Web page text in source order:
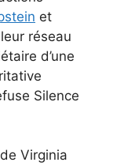
et
réseau
d’une
Silence
Virginia